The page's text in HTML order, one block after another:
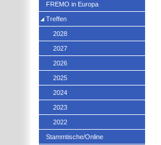
FREMO in Europa
Treffen
2028
2027
2026
2025
2024
2023
2022
Stammtische/Online